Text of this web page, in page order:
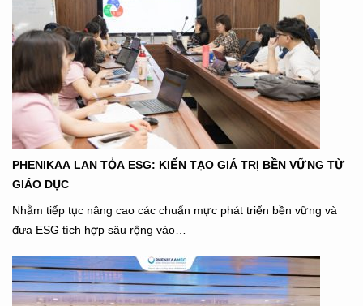
PHENIKAA LAN TỎA ESG: KIẾN TẠO GIÁ TRỊ BỀN VỮNG TỪ
GIÁO DỤC
Nhằm tiếp tục nâng cao các chuẩn mực phát triển bền vững và
đưa ESG tích hợp sâu rộng vào…